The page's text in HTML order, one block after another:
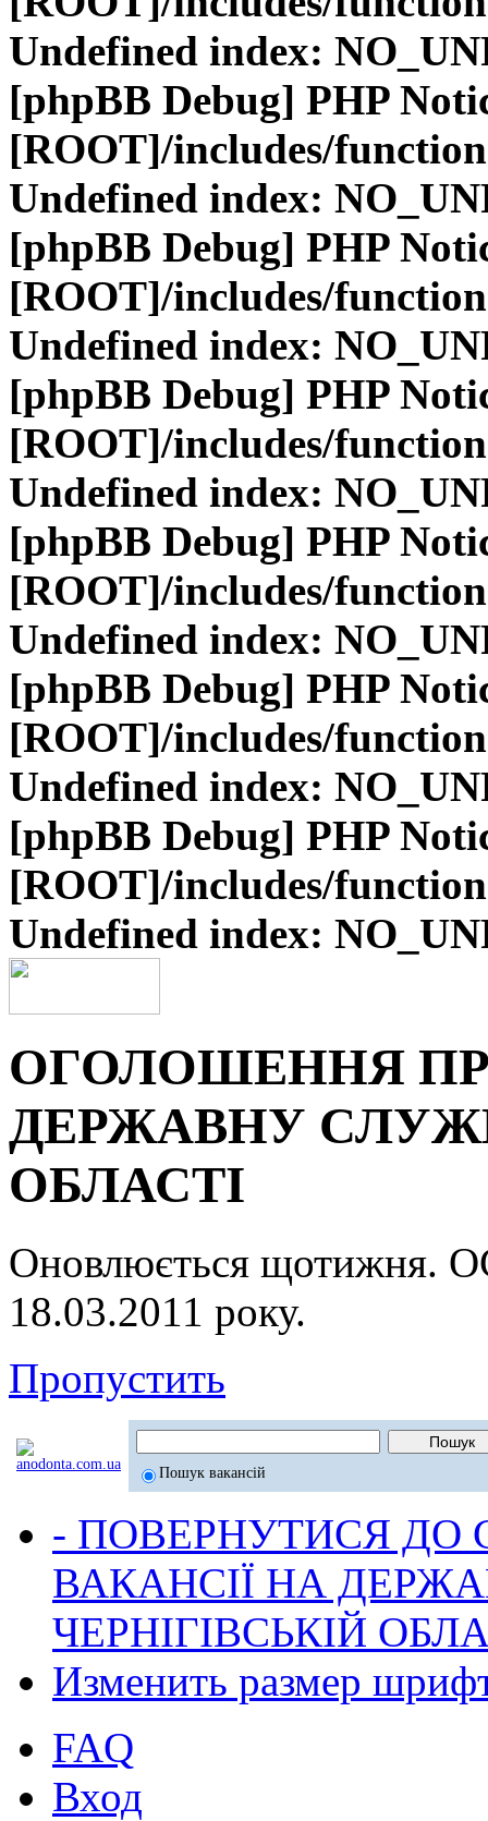
Undefined index:
[phpBB Debug] PHP
[ROOT]/includes/
Undefined index:
[phpBB Debug] PHP
[ROOT]/includes/
Undefined index:
[phpBB Debug] PHP
[ROOT]/includes/
Undefined index:
[phpBB Debug] PHP
[ROOT]/includes/
Undefined index:
[phpBB Debug] PHP
[ROOT]/includes/
Undefined index:
[phpBB Debug] PHP
[ROOT]/includes/
Undefined index:
ОГОЛОШЕННЯ
ДЕРЖАВНУ
ОБЛАСТІ
Оновлюється
18.03.2011 року.
Пропустить
Пошук вакансій
- ПОВЕРНУТИСЯ ДО
ВАКАНСІЇ НА
ЧЕРНІГІВСЬКІЙ
Изменить размер
FAQ
Вход